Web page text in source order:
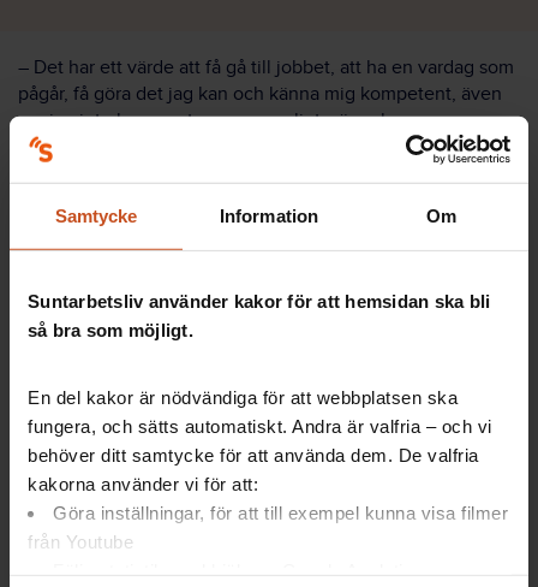
Samtycke Information Om
Suntarbetsliv använder kakor för att hemsidan ska bli
så bra som möjligt.
En del kakor är nödvändiga för att webbplatsen ska
fungera, och sätts automatiskt. Andra är valfria – och vi
behöver ditt samtycke för att använda dem. De valfria
kakorna använder vi för att:
Göra inställningar, för att till exempel kunna visa filmer
från Youtube
– Det har ett värde att få gå till jobbet, att ha en vardag som
pågår, få göra det jag kan och känna mig kompetent, även
om jag inte kan prestera som vanligt, säger hon.
Och att då ha kollegor som orkar lyssna lite, som erbjuder
om vardagliga situationer, det kan betyda mycket.
säger Cela Zetterstedt.
Vad är en kris?
Det här är en kris, enligt psykiatrikern Johan
Cullberg: